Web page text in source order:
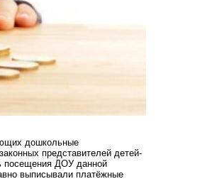
дошкольные
представителей детей-
посещения ДОУ данной
выписывали платёжные